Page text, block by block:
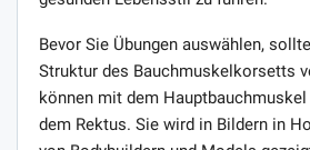
Bevor Sie Übungen auswählen,
Struktur des Bauchmuskelkorsetts
können mit dem
dem Rektus. Sie wird in Bildern in